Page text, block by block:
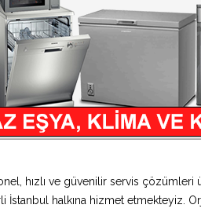
hızlı ve güvenilir servis çözümleri
halkına hizmet etmekteyiz.